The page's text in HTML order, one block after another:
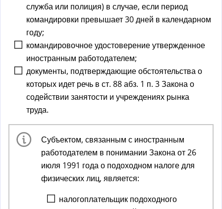
служба или полиция) в случае, если период
командировки превышает 30 дней в календарном
году;
командировочное удостоверение утвержденное
иностранным работодателем;
документы, подтверждающие обстоятельства о
которых идет речь в ст. 88 абз. 1 п. 3 Закона о
содействии занятости и учреждениях рынка
труда.
Субъектом, связанным с иностранным
работодателем в понимании Закона от 26
июля 1991 года о подоходном налоге для
физических лиц, является:
налогоплательщик подоходного